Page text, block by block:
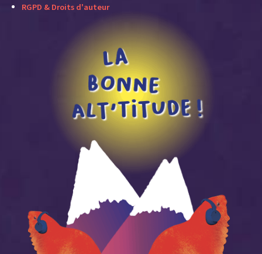
RGPD & Droits d'auteur